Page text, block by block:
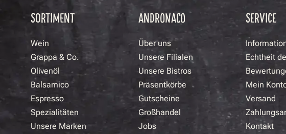
SORTIMENT
Wein
Grappa & Co.
Olivenöl
Balsamico
Espresso
Spezialitäten
Unsere Marken
ANDRONACO
Über uns
Unsere Filialen
Unsere Bistros
Präsentkörbe
Gutscheine
Großhandel
Jobs
SERVICE
Echtheit
Mein
Versand
Kontakt